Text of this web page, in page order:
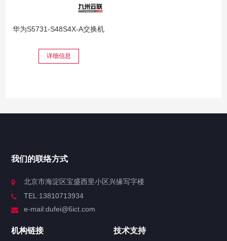
华为S5731-S48S4X-A交换机
详细信息
我们的联络方式
北京市海淀区宝盛西里小区兴缘写字楼
TEL:13810713934
e-mail:dufei@6ict.com
机构链接 技术支持